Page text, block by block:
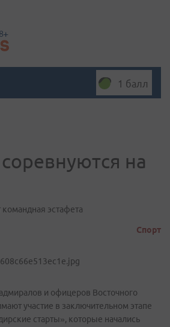
1 балл
на
эстафета
Спорт
и офицеров Восточного
участие в заключительном этапе
старты», которые начались